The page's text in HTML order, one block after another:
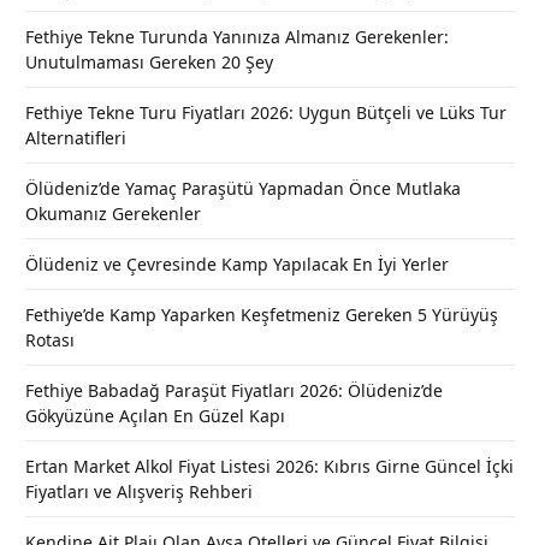
Fethiye Tekne Turunda Yanınıza Almanız Gerekenler:
Unutulmaması Gereken 20 Şey
Fethiye Tekne Turu Fiyatları 2026: Uygun Bütçeli ve Lüks Tur
Alternatifleri
Ölüdeniz’de Yamaç Paraşütü Yapmadan Önce Mutlaka
Okumanız Gerekenler
Ölüdeniz ve Çevresinde Kamp Yapılacak En İyi Yerler
Fethiye’de Kamp Yaparken Keşfetmeniz Gereken 5 Yürüyüş
Rotası
Fethiye Babadağ Paraşüt Fiyatları 2026: Ölüdeniz’de
Gökyüzüne Açılan En Güzel Kapı
Ertan Market Alkol Fiyat Listesi 2026: Kıbrıs Girne Güncel İçki
Fiyatları ve Alışveriş Rehberi